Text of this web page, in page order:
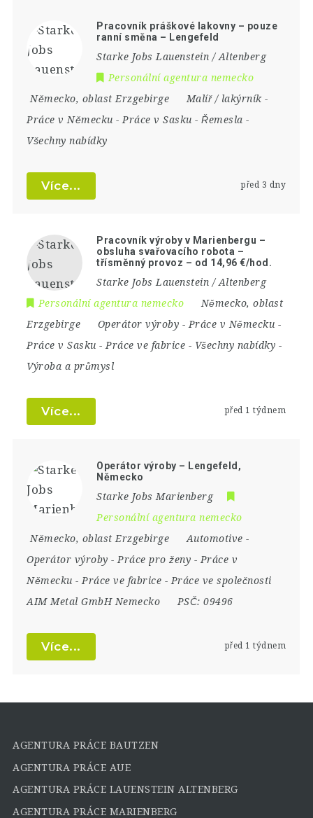
Pracovník práškové lakovny – pouze
ranní směna – Lengefeld
Starke Jobs Lauenstein / Altenberg
Personální agentura nemecko
Německo, oblast Erzgebirge Malíř / lakýrník-
Práce v Německu -Práce v Sasku -Řemesla -
Všechny nabídky
Více... před 3 dny
Pracovník výroby v Marienbergu –
obsluha svařovacího robota –
třísměnný provoz – od 14,96 €/hod.
Starke Jobs Lauenstein / Altenberg
Personální agentura nemecko
Německo,oblast
Erzgebirge
Operátor výroby -Práce v Německu -
Práce v Sasku -Práce ve fabrice - Všechny nabídky -
Výroba a průmysl
Více... před 1 týdnem
Operátor výroby – Lengefeld,
Německo
Starke Jobs Marienberg
Personální agentura nemecko
Německo, oblast Erzgebirge Automotive -
Operátor výroby -Práce pro ženy -Práce v
Německu -Práce ve fabrice -Práce ve společnosti
AIM Metal GmbH Nemecko
PSČ:09496
Více... před 1 týdnem
AGENTURA PRÁCE BAUTZEN
AGENTURA PRÁCE AUE
AGENTURA PRÁCE LAUENSTEIN ALTENBERG
AGENTURA PRÁCE MARIENBERG